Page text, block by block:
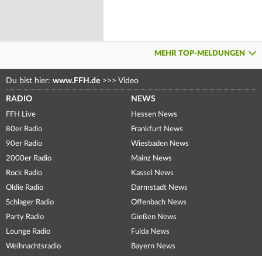
MEHR TOP-MELDUNGEN
Du bist hier: www.FFH.de >>> Video
RADIO
FFH Live
80er Radio
90er Radio
2000er Radio
Rock Radio
Oldie Radio
Schlager Radio
Party Radio
Lounge Radio
Weihnachtsradio
NEWS
Hessen News
Frankfurt News
Wiesbaden News
Mainz News
Kassel News
Darmstadt News
Offenbach News
Gießen News
Fulda News
Bayern News